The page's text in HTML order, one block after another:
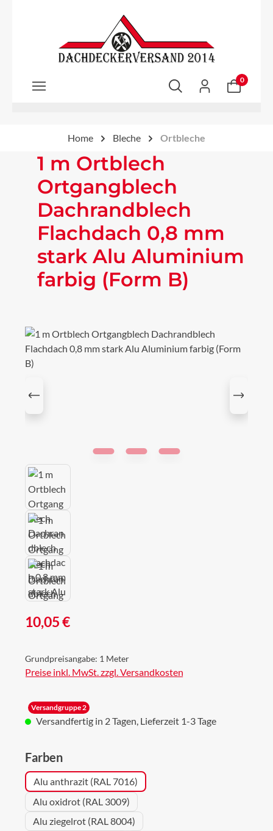
Zum Hauptinhalt springen
0
Home Bleche Ortbleche
1 m Ortblech
Ortgangblech
Dachrandblech
Flachdach 0,8 mm
stark Alu Aluminium
farbig (Form B)
Bildergalerie überspringen
Regulärer Preis:
10,05 €
Grundpreisangabe: 1 Meter
Preise inkl. MwSt. zzgl. Versandkosten
Versandgruppe 2
Versandfertig in 2 Tagen, Lieferzeit 1-3 Tage
Farbenauswählen
Alu anthrazit (RAL 7016)
Alu oxidrot (RAL 3009)
Alu ziegelrot (RAL 8004)